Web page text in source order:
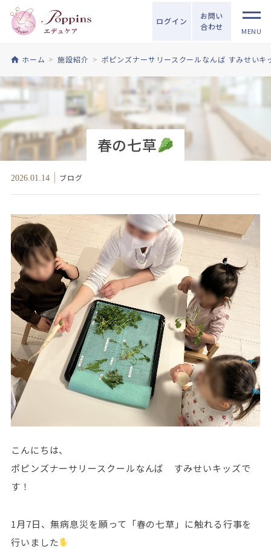
ログイン
お問い
合わせ
MENU
ホーム 施設紹介 ポピンズナーサリースクールなんば すみせいキ
春の七草
2026.01.14 ブログ
こんにちは、
ポピンズナーサリースクールなんば すみせいキッズで
す！
1月7日、無病息災を願って「春の七草」に触れる行事を
行いました